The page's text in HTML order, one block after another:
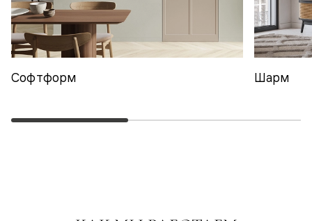
Софтформ Шарм